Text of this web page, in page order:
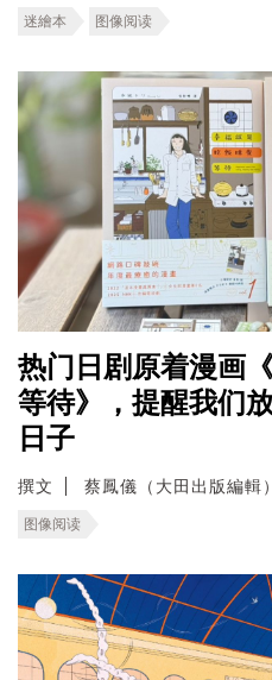
迷繪本 图像阅读
热门日剧原着漫画
等待》，提醒我们
日子
撰文 蔡鳳儀（大田出版編輯）
图像阅读